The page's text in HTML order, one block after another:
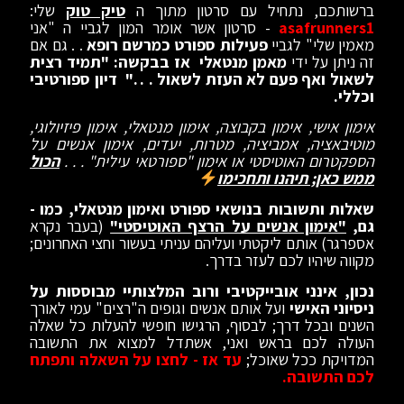
ברשותכם, נתחיל עם סרטון מתוך הטיק טוק שלי:
asafrunners1 - סרטון אשר אומר המון לגביי ה "אני
מאמין שלי" לגביי פעילות ספורט כמרשם רופא . . גם אם
זה ניתן על ידי מאמן מנטאלי אז בבקשה: "תמיד רצית
לשאול ואף פעם לא העזת לשאול . . ." דיון ספורטיבי
וכללי.
אימון אישי, אימון בקבוצה, אימון מנטאלי, אימון פיזיולוגי,
מוטיבאציה, אמביציה, מטרות, יעדים, אימון אנשים על
הספקטרום האוטיסטי או אימון "ספורטאי עילית" . . .הכול
ממש כאן; תיהנו ותחכימו
שאלות ותשובות בנושאי ספורט ואימון מנטאלי, כמו -
גם, "אימון אנשים על הרצף האוטיסטי" (בעבר נקרא
אספרגר) אותם ליקטתי ועליהם עניתי בעשור וחצי האחרונים;
מקווה שיהיו לכם לעזר בדרך.
נכון, אינני אובייקטיבי ורוב המלצותיי מבוססות על
ניסיוני האישי ועל אותם אנשים וגופים ה"רצים" עמי לאורך
השנים ובכל דרך; לבסוף, הרגישו חופשי להעלות כל שאלה
העולה לכם בראש ואני, אשתדל למצוא את התשובה
המדויקת ככל שאוכל; עד אז - לחצו על השאלה ותפתח
לכם התשובה.